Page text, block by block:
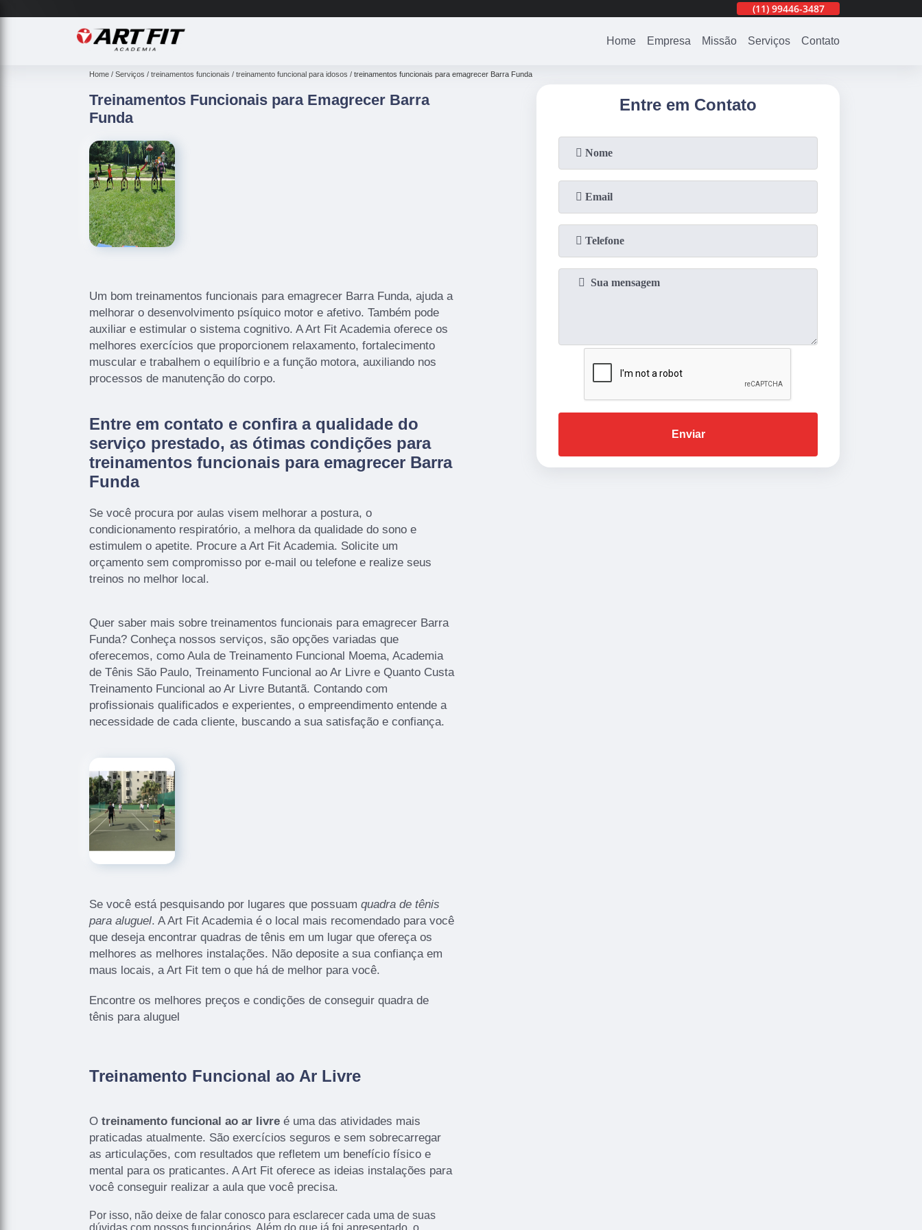
(11)99446-3487
Home Empresa Missão Serviços Contato
Home Serviços treinamentos funcionais treinamento funcional para idosos treinamentos funcionais para emagrecer Barra Funda
Treinamentos Funcionais para Emagrecer Barra
Funda
Um bom treinamentos funcionais para emagrecer Barra Funda, ajuda a
melhorar o desenvolvimento psíquico motor e afetivo. Também pode
auxiliar e estimular o sistema cognitivo. A Art Fit Academia oferece os
melhores exercícios que proporcionem relaxamento, fortalecimento
muscular e trabalhem o equilíbrio e a função motora, auxiliando nos
processos de manutenção do corpo.
Entre em contato e confira a qualidade do
serviço prestado, as ótimas condições para
treinamentos funcionais para emagrecer Barra
Funda
Se você procura por aulas visem melhorar a postura, o
condicionamento respiratório, a melhora da qualidade do sono e
estimulem o apetite. Procure a Art Fit Academia. Solicite um
orçamento sem compromisso por e-mail ou telefone e realize seus
treinos no melhor local.
Quer saber mais sobre treinamentos funcionais para emagrecer Barra
Funda? Conheça nossos serviços, são opções variadas que
oferecemos, como Aula de Treinamento Funcional Moema, Academia
de Tênis São Paulo, Treinamento Funcional ao Ar Livre e Quanto Custa
Treinamento Funcional ao Ar Livre Butantã. Contando com
profissionais qualificados e experientes, o empreendimento entende a
necessidade de cada cliente, buscando a sua satisfação e confiança.
Se você está pesquisando por lugares que possuam quadra de tênis
para aluguel. A Art Fit Academia é o local mais recomendado para você
que deseja encontrar quadras de tênis em um lugar que ofereça os
melhores as melhores instalações. Não deposite a sua confiança em
maus locais, a Art Fit tem o que há de melhor para você.
Encontre os melhores preços e condições de conseguir quadra de
tênis para aluguel
Treinamento Funcional ao Ar Livre
O treinamento funcional ao ar livre é uma das atividades mais
praticadas atualmente. São exercícios seguros e sem sobrecarregar
as articulações, com resultados que refletem um benefício físico e
mental para os praticantes. A Art Fit oferece as ideias instalações para
você conseguir realizar a aula que você precisa.
Por isso, não deixe de falar conosco para esclarecer cada uma de suas
dúvidas com nossos funcionários. Além do que já foi apresentado, o
Entre em Contato
Enviar